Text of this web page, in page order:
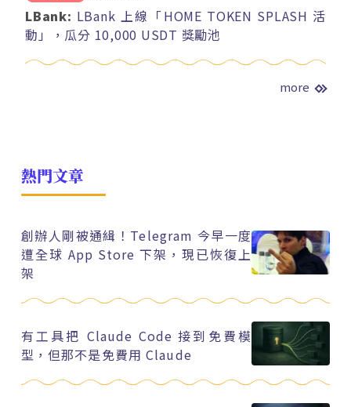
LBank: LBank 上線「HOME TOKEN SPLASH 活
動」，瓜分 10,000 USDT 獎勵池
more
熱門文章
創辦人剛被通緝！Telegram 今早一度
遭全球 App Store 下架，現已恢復上
架
有工具把 Claude Code 接到免費模
型，但那不是免費用 Claude